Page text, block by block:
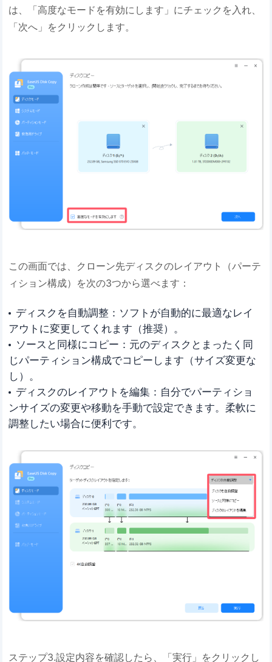
は、「高度なモードを有効にします」にチェックを入れ、
「次へ」をクリックします。
この画面では、クローン先ディスクのレイアウト（パーテ
ィション構成）を次の3つから選べます：
ディスクを自動調整：ソフトが自動的に最適なレイ
アウトに変更してくれます（推奨）。
ソースと同様にコピー：元のディスクとまったく同
じパーティション構成でコピーします（サイズ変更な
し）。
ディスクのレイアウトを編集：自分でパーティショ
ンサイズの変更や移動を手動で設定できます。柔軟に
調整したい場合に便利です。
ステップ3.設定内容を確認したら、「実行」をクリックし